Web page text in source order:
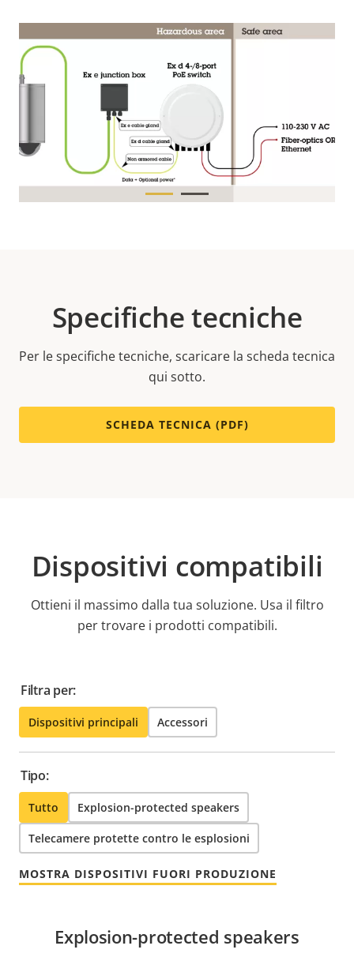
Specifiche tecniche
Per le specifiche tecniche, scaricare la scheda tecnica
qui sotto.
SCHEDA TECNICA (PDF)
Dispositivi compatibili
Ottieni il massimo dalla tua soluzione. Usa il filtro
per trovare i prodotti compatibili.
Filtra per:
Dispositivi principali Accessori
Tipo:
Tutto Explosion-protected speakers
Telecamere protette contro le esplosioni
MOSTRA DISPOSITIVI FUORI PRODUZIONE
Explosion-protected speakers